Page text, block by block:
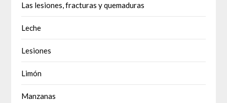
Las lesiones, fracturas y quemaduras
Leche
Lesiones
Limón
Manzanas